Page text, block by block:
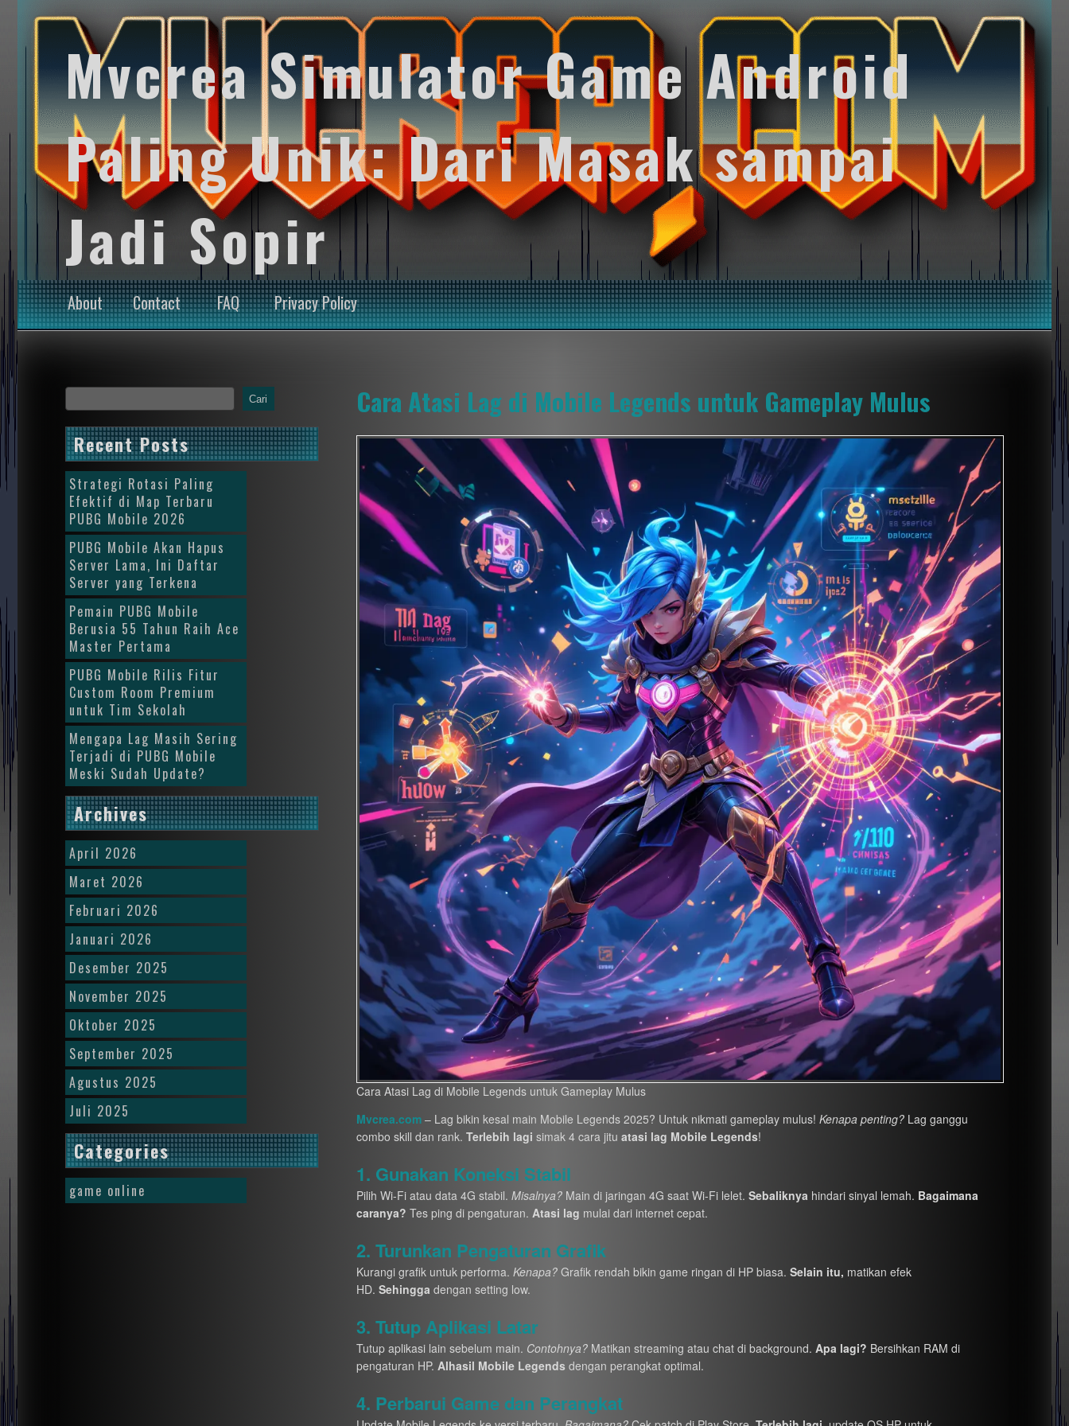
Mvcrea Simulator Game Android
Paling Unik: Dari Masak sampai
Jadi Sopir
About Contact FAQ Privacy Policy
Cara Atasi Lag di Mobile Legends untuk Gameplay Mulus
Cara Atasi Lag di Mobile Legends untuk Gameplay Mulus
Mvcrea.com– Lag bikin kesal main Mobile Legends 2025? Untuk nikmati gameplay mulus! Kenapa penting?Lag ganggu
combo skill dan rank. Terlebih lagi simak 4 cara jitu atasi lag Mobile Legends!
1. Gunakan Koneksi Stabil
Pilih Wi-Fi atau data 4G stabil. Misalnya?Main di jaringan 4G saat Wi-Fi lelet. Sebaliknyahindari sinyal lemah. Bagaimana
caranya? Tes ping di pengaturan. Atasi lag mulai dari internet cepat.
2. Turunkan Pengaturan Grafik
Kurangi grafik untuk performa. Kenapa?Grafik rendah bikin game ringan di HP biasa. Selain itu, matikan efek
HD. Sehingga dengan setting low.
3. Tutup Aplikasi Latar
Tutup aplikasi lain sebelum main. Contohnya?Matikan streaming atau chat di background. Apa lagi? Bersihkan RAM di
pengaturan HP. Alhasil Mobile Legendsdengan perangkat optimal.
4. Perbarui Game dan Perangkat
Cari
Recent Posts
Strategi Rotasi Paling
Efektif di Map Terbaru
PUBG Mobile 2026
PUBG Mobile Akan Hapus
Server Lama, Ini Daftar
Server yang Terkena
Pemain PUBG Mobile
Berusia 55 Tahun Raih Ace
Master Pertama
PUBG Mobile Rilis Fitur
Custom Room Premium
untuk Tim Sekolah
Mengapa Lag Masih Sering
Terjadi di PUBG Mobile
Meski Sudah Update?
Archives
April 2026
Maret 2026
Februari 2026
Januari 2026
Desember 2025
November 2025
Oktober 2025
September 2025
Agustus 2025
Juli 2025
Categories
game online